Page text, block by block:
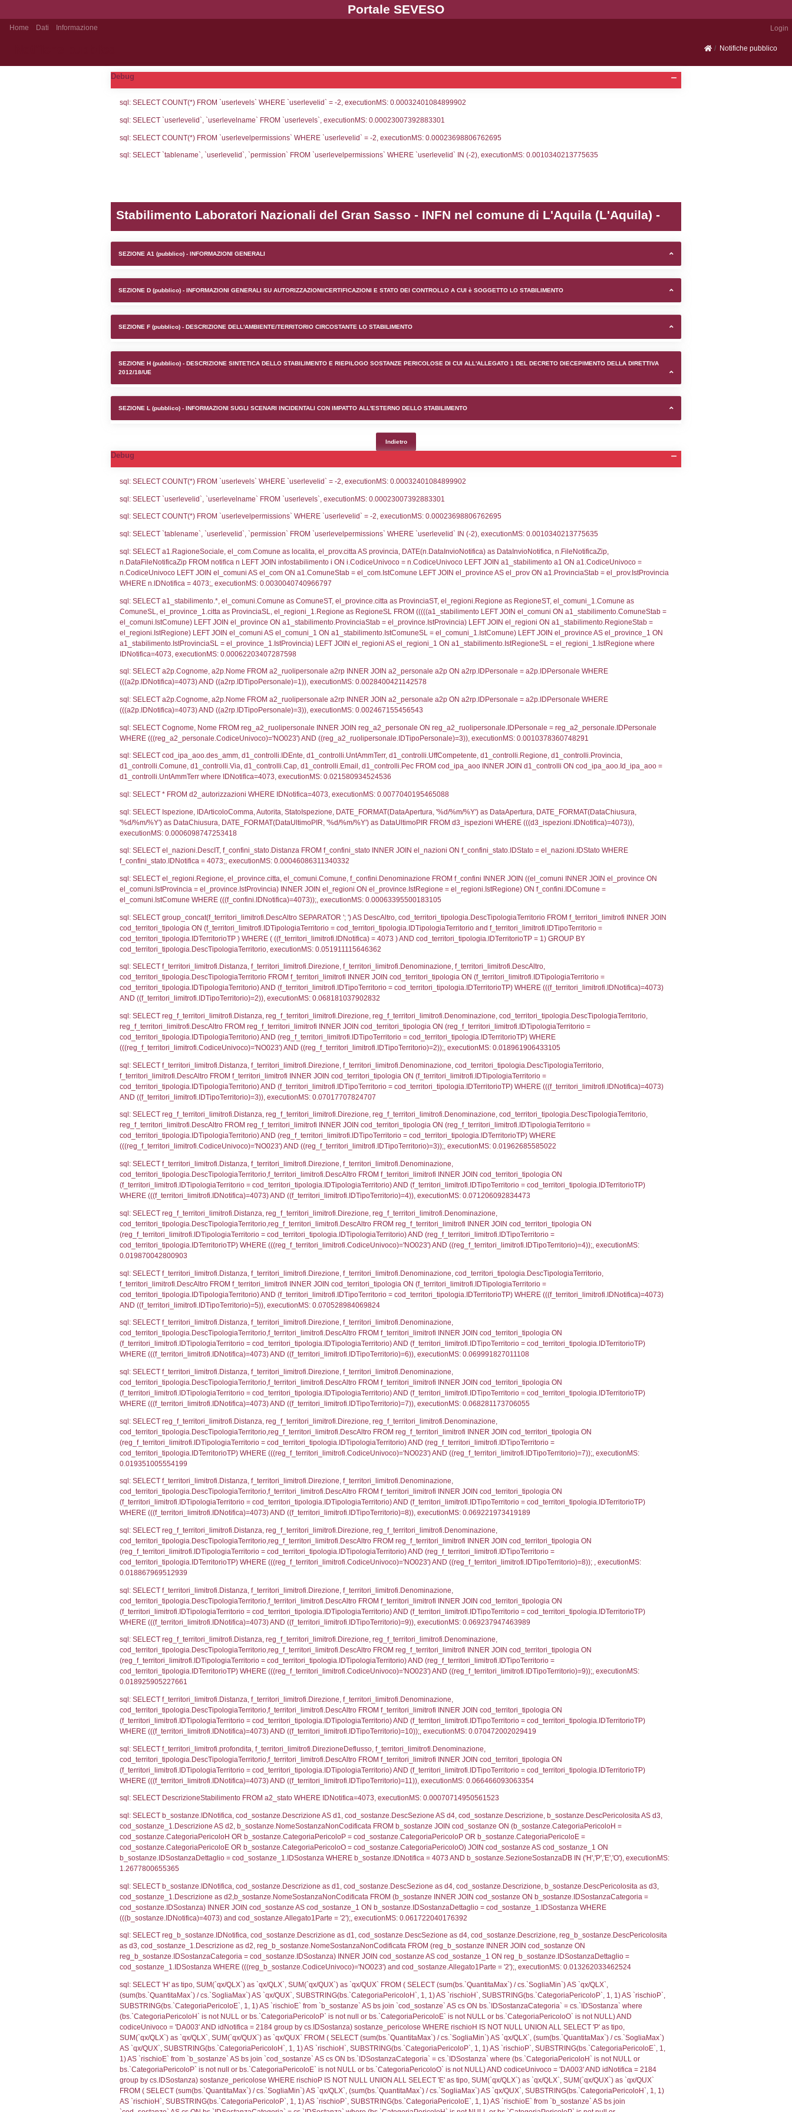
Portale SEVESO
Notifiche pubblico
Debug
sql: SELECT COUNT(*) FROM `userlevels` WHERE `userlevelid` = -2, executionMS: 0.00032401084899902
sql: SELECT COUNT(*) FROM `userlevelpermissions` WHERE `userlevelid` = -2, executionMS: 0.00023698806762695
Stabilimento Laboratori Nazionali del Gran Sasso - INFN nel
SEZIONE D (pubblico) - INFORMAZIONI GENERALI SU AUTORIZZAZIONI/CERTIFICAZIONI E STATO DEI CONTROLLO A CUI è SOGGETTO
SEZIONE F (pubblico) - DESCRIZIONE DELL'AMBIENTE/TERRITORIO CIRCOSTANTE LO STABILIMENTO
SEZIONE H (pubblico) - DESCRIZIONE SINTETICA DELLO STABILIMENTO E RIEPILOGO SOSTANZE PERICOLOSE DI CUI ALL'ALLEGATO
2012/18/UE
SEZIONE L (pubblico) - INFORMAZIONI SUGLI SCENARI INCIDENTALI CON IMPATTO ALL'ESTERNO DELLO STABILIMENTO
Debug
sql: SELECT COUNT(*) FROM `userlevels` WHERE `userlevelid` = -2, executionMS: 0.00032401084899902
sql: SELECT `userlevelid`, `userlevelname` FROM `userlevels`, executionMS: 0.00023007392883301
sql: SELECT COUNT(*) FROM `userlevelpermissions` WHERE `userlevelid` = -2, executionMS: 0.00023698806762695
sql: SELECT `tablename`, `userlevelid`, `permission` FROM `userlevelpermissions` WHERE `userlevelid` IN (-2),
sql: SELECT a1.RagioneSociale, el_com.Comune as localita, el_prov.citta AS provincia, DATE(n.DataInvioNotifica) as
n.DataFileNotificaZip FROM notifica n LEFT JOIN infostabilimento i ON i.CodiceUnivoco = n.CodiceUnivoco LEFT JOIN
n.CodiceUnivoco LEFT JOIN el_comuni AS el_com ON a1.ComuneStab = el_com.IstComune LEFT JOIN el_province AS
WHERE n.IDNotifica = 4073;, executionMS: 0.0030040740966797
sql: SELECT a1_stabilimento.*, el_comuni.Comune as ComuneST, el_province.citta as ProvinciaST, el_regioni.Regione
ComuneSL, el_province_1.citta as ProvinciaSL, el_regioni_1.Regione as RegioneSL FROM (((((a1_stabilimento LEFT
el_comuni.IstComune) LEFT JOIN el_province ON a1_stabilimento.ProvinciaStab = el_province.IstProvincia) LEFT JOIN
el_regioni.IstRegione) LEFT JOIN el_comuni AS el_comuni_1 ON a1_stabilimento.IstComuneSL =
a1_stabilimento.IstProvinciaSL = el_province_1.IstProvincia) LEFT JOIN el_regioni AS el_regioni_1 ON
IDNotifica=4073, executionMS: 0.00062203407287598
sql: SELECT a2p.Cognome, a2p.Nome FROM a2_ruolipersonale a2rp INNER JOIN a2_personale a2p ON
(((a2p.IDNotifica)=4073) AND ((a2rp.IDTipoPersonale)=1)), executionMS: 0.0028400421142578
sql: SELECT a2p.Cognome, a2p.Nome FROM a2_ruolipersonale a2rp INNER JOIN a2_personale a2p ON
(((a2p.IDNotifica)=4073) AND ((a2rp.IDTipoPersonale)=3)), executionMS: 0.002467155456543
sql: SELECT Cognome, Nome FROM reg_a2_ruolipersonale INNER JOIN reg_a2_personale ON
WHERE (((reg_a2_personale.CodiceUnivoco)='NO023') AND ((reg_a2_ruolipersonale.IDTipoPersonale)=3)),
sql: SELECT cod_ipa_aoo.des_amm, d1_controlli.IDEnte, d1_controlli.UntAmmTerr, d1_controlli.UffCompetente,
d1_controlli.Comune, d1_controlli.Via, d1_controlli.Cap, d1_controlli.Email, d1_controlli.Pec FROM cod_ipa_aoo INNER
d1_controlli.UntAmmTerr where IDNotifica=4073, executionMS: 0.021580934524536
sql: SELECT * FROM d2_autorizzazioni WHERE IDNotifica=4073, executionMS: 0.0077040195465088
sql: SELECT Ispezione, IDArticoloComma, Autorita, StatoIspezione, DATE_FORMAT(DataApertura, '%d/%m/%Y') as
executionMS: 0.0006098747253418
sql: SELECT el_nazioni.DescIT, f_confini_stato.Distanza FROM f_confini_stato INNER JOIN el_nazioni ON
f_confini_stato.IDNotifica = 4073;, executionMS: 0.00046086311340332
sql: SELECT el_regioni.Regione, el_province.citta, el_comuni.Comune, f_confini.Denominazione FROM f_confini INNER
el_comuni.IstProvincia = el_province.IstProvincia) INNER JOIN el_regioni ON el_province.IstRegione =
el_comuni.IstComune WHERE (((f_confini.IDNotifica)=4073));, executionMS: 0.00063395500183105
sql: SELECT group_concat(f_territori_limitrofi.DescAltro SEPARATOR '; ') AS DescAltro,
cod_territori_tipologia ON (f_territori_limitrofi.IDTipologiaTerritorio = cod_territori_tipologia.IDTipologiaTerritorio and
cod_territori_tipologia.IDTerritorioTP ) WHERE ( ((f_territori_limitrofi.IDNotifica) = 4073 ) AND
cod_territori_tipologia.DescTipologiaTerritorio, executionMS: 0.051911115646362
sql: SELECT f_territori_limitrofi.Distanza, f_territori_limitrofi.Direzione, f_territori_limitrofi.Denominazione,
cod_territori_tipologia.DescTipologiaTerritorio FROM f_territori_limitrofi INNER JOIN cod_territori_tipologia ON
cod_territori_tipologia.IDTipologiaTerritorio) AND (f_territori_limitrofi.IDTipoTerritorio =
AND ((f_territori_limitrofi.IDTipoTerritorio)=2)), executionMS: 0.068181037902832
sql: SELECT reg_f_territori_limitrofi.Distanza, reg_f_territori_limitrofi.Direzione, reg_f_territori_limitrofi.Denominazione,
reg_f_territori_limitrofi.DescAltro FROM reg_f_territori_limitrofi INNER JOIN cod_territori_tipologia ON
cod_territori_tipologia.IDTipologiaTerritorio) AND (reg_f_territori_limitrofi.IDTipoTerritorio =
(((reg_f_territori_limitrofi.CodiceUnivoco)='NO023') AND ((reg_f_territori_limitrofi.IDTipoTerritorio)=2));, executionMS:
sql: SELECT f_territori_limitrofi.Distanza, f_territori_limitrofi.Direzione, f_territori_limitrofi.Denominazione,
f_territori_limitrofi.DescAltro FROM f_territori_limitrofi INNER JOIN cod_territori_tipologia ON
cod_territori_tipologia.IDTipologiaTerritorio) AND (f_territori_limitrofi.IDTipoTerritorio =
AND ((f_territori_limitrofi.IDTipoTerritorio)=3)), executionMS: 0.07017707824707
sql: SELECT reg_f_territori_limitrofi.Distanza, reg_f_territori_limitrofi.Direzione, reg_f_territori_limitrofi.Denominazione,
reg_f_territori_limitrofi.DescAltro FROM reg_f_territori_limitrofi INNER JOIN cod_territori_tipologia ON
cod_territori_tipologia.IDTipologiaTerritorio) AND (reg_f_territori_limitrofi.IDTipoTerritorio =
(((reg_f_territori_limitrofi.CodiceUnivoco)='NO023') AND ((reg_f_territori_limitrofi.IDTipoTerritorio)=3));, executionMS:
(f_territori_limitrofi.IDTipologiaTerritorio = cod_territori_tipologia.IDTipologiaTerritorio) AND
WHERE (((f_territori_limitrofi.IDNotifica)=4073) AND ((f_territori_limitrofi.IDTipoTerritorio)=4)), executionMS:
sql: SELECT reg_f_territori_limitrofi.Distanza, reg_f_territori_limitrofi.Direzione, reg_f_territori_limitrofi.Denominazione,
cod_territori_tipologia.DescTipologiaTerritorio,reg_f_territori_limitrofi.DescAltro FROM reg_f_territori_limitrofi INNER JOIN
(reg_f_territori_limitrofi.IDTipologiaTerritorio = cod_territori_tipologia.IDTipologiaTerritorio) AND
cod_territori_tipologia.IDTerritorioTP) WHERE (((reg_f_territori_limitrofi.CodiceUnivoco)='NO023') AND
0.019870042800903
sql: SELECT f_territori_limitrofi.Distanza, f_territori_limitrofi.Direzione, f_territori_limitrofi.Denominazione,
f_territori_limitrofi.DescAltro FROM f_territori_limitrofi INNER JOIN cod_territori_tipologia ON
cod_territori_tipologia.IDTipologiaTerritorio) AND (f_territori_limitrofi.IDTipoTerritorio =
AND ((f_territori_limitrofi.IDTipoTerritorio)=5)), executionMS: 0.070528984069824
sql: SELECT f_territori_limitrofi.Distanza, f_territori_limitrofi.Direzione, f_territori_limitrofi.Denominazione,
cod_territori_tipologia.DescTipologiaTerritorio,f_territori_limitrofi.DescAltro FROM f_territori_limitrofi INNER JOIN
(f_territori_limitrofi.IDTipologiaTerritorio = cod_territori_tipologia.IDTipologiaTerritorio) AND
WHERE (((f_territori_limitrofi.IDNotifica)=4073) AND ((f_territori_limitrofi.IDTipoTerritorio)=6)), executionMS: